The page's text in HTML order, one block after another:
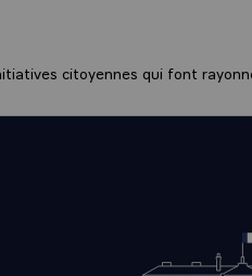
commune d'améliorer
c'est-à-dire les affaires
à proprement parler de le
européen aient une place
citoyennes qui font